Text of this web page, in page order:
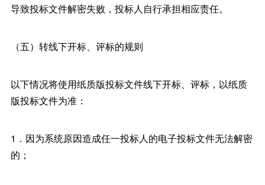
导致投标文件解密失败，投标人自行承担相应责任。
（五）转线下开标、评标的规则
以下情况将使用纸质版投标文件线下开标、评标，以纸质
版投标文件为准：
1．因为系统原因造成任一投标人的电子投标文件无法解密
的；